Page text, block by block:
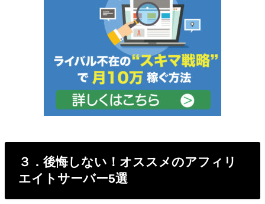
３．後悔しない！オススメのアフィリ
エイトサーバー5選